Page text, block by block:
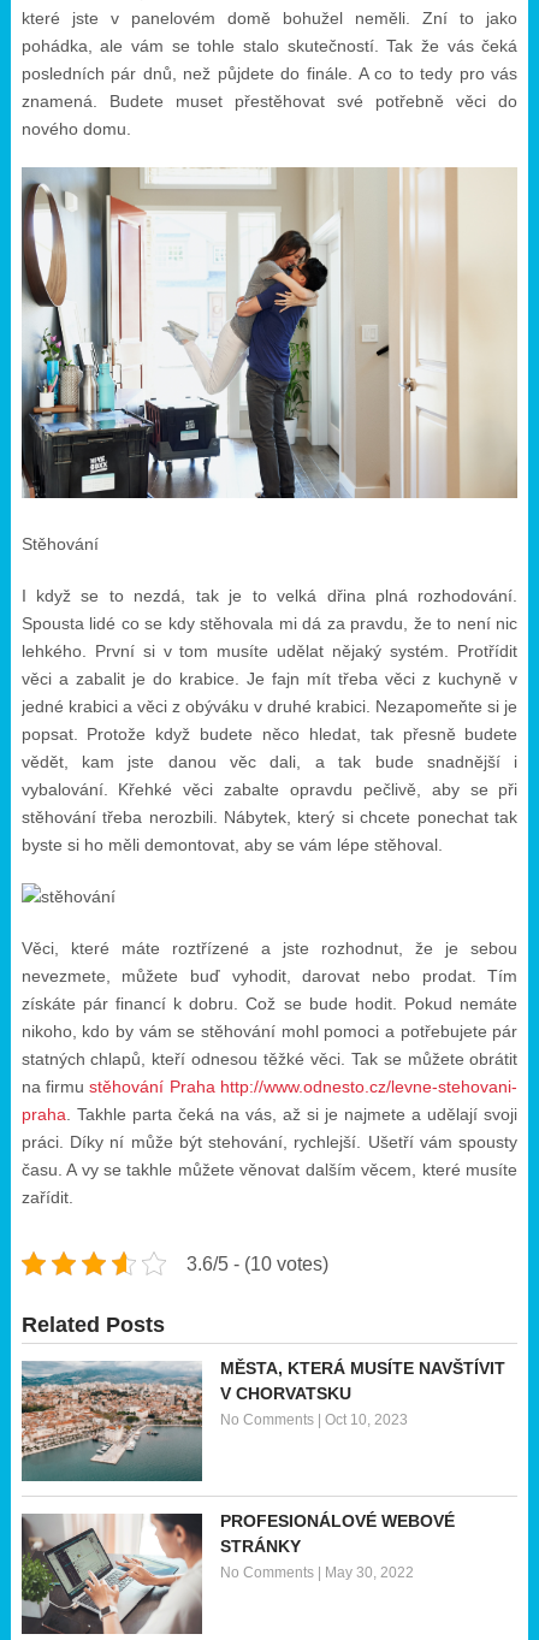
které jste v panelovém domě bohužel neměli. Zní to jako
pohádka, ale vám se tohle stalo skutečností. Tak že vás čeká
posledních pár dnů, než půjdete do finále. A co to tedy pro vás
znamená. Budete muset přestěhovat své potřebně věci do
nového domu.
Stěhování
I když se to nezdá, tak je to velká dřina plná rozhodování.
Spousta lidé co se kdy stěhovala mi dá za pravdu, že to není nic
lehkého. První si v tom musíte udělat nějaký systém. Protřídit
věci a zabalit je do krabice. Je fajn mít třeba věci z kuchyně v
jedné krabici a věci z obýváku v druhé krabici. Nezapomeňte si je
popsat. Protože když budete něco hledat, tak přesně budete
vědět, kam jste danou věc dali, a tak bude snadnější i
vybalování. Křehké věci zabalte opravdu pečlivě, aby se při
stěhování třeba nerozbili. Nábytek, který si chcete ponechat tak
byste si ho měli demontovat, aby se vám lépe stěhoval.
Věci, které máte roztřízené a jste rozhodnut, že je sebou
nevezmete, můžete buď vyhodit, darovat nebo prodat. Tím
získáte pár financí k dobru. Což se bude hodit. Pokud nemáte
nikoho, kdo by vám se stěhování mohl pomoci a potřebujete pár
statných chlapů, kteří odnesou těžké věci. Tak se můžete obrátit
na firmustěhování Praha http://www.odnesto.cz/levne-stehovani-
praha . Takhle parta čeká na vás, až si je najmete a udělají svoji
práci. Díky ní může být stehování, rychlejší. Ušetří vám spousty
času. A vy se takhle můžete věnovat dalším věcem, které musíte
zařídit.
3.6/5 - (10 votes)
Related Posts
MĚSTA, KTERÁ MUSÍTE NAVŠTÍVIT
V CHORVATSKU
No Comments| Oct 10, 2023
PROFESIONÁLOVÉ WEBOVÉ
STRÁNKY
No Comments| May 30, 2022